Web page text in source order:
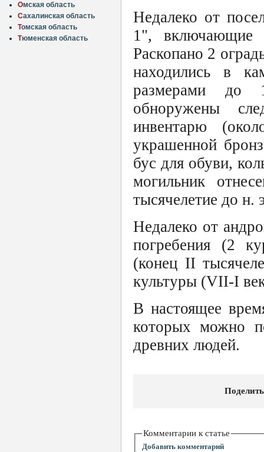
Омская область
Сахалинская область
Томская область
Тюменская область
Недалеко от
1", включающие
Раскопано 2
находились в
размерами до
обноружены
инвентарю
украшенной
бус для обуви,
могильник
тысячелетие до н.
Недалеко от
погребения (2
(конец II
культуры (VII-I
В настоящее
которых можно
древних людей.
Комментарии к статье
Добавить комментарий